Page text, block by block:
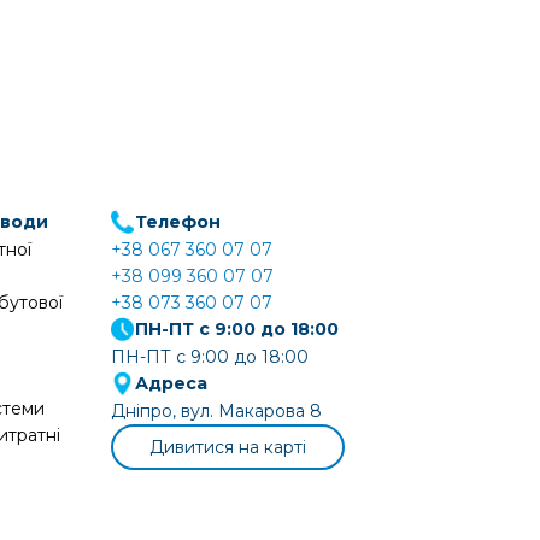
Телефон
+38 067 360 07 07
+38 099 360 07 07
+38 073 360 07 07
ПН-ПТ с 9:00 до 18:00
ПН-ПТ с 9:00 до 18:00
Адреса
Дніпро, вул. Макарова 8
Дивитися на карті